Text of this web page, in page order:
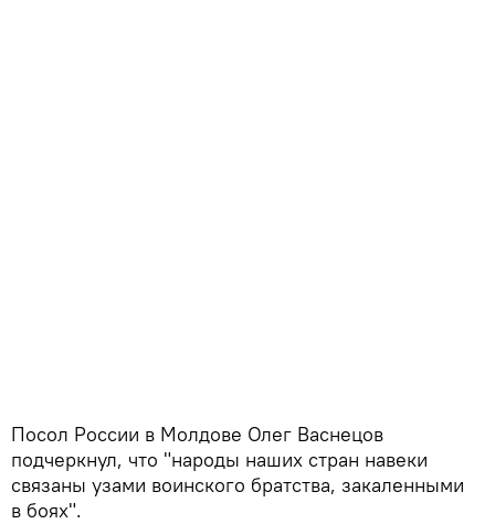
Посол России в Молдове Олег Васнецов
подчеркнул, что "народы наших стран навеки
связаны узами воинского братства, закаленными
в боях".